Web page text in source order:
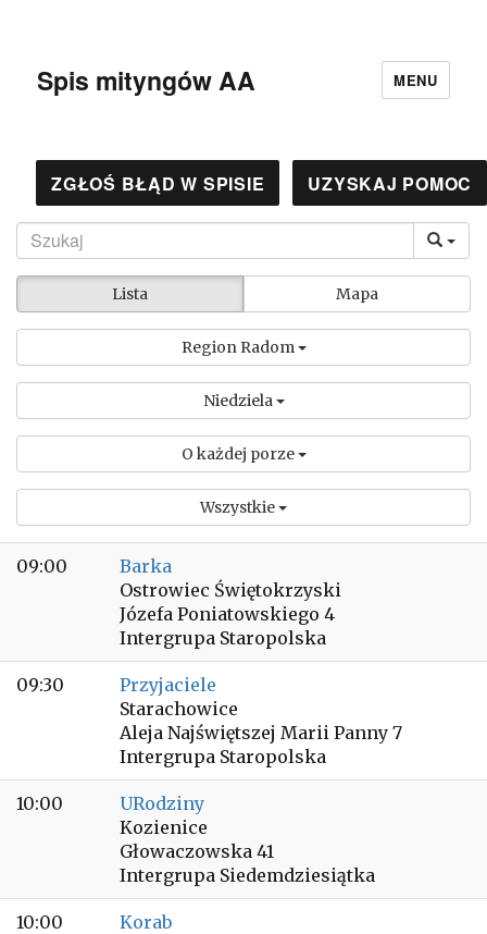
Spis mityngów AA MENU
ZGŁOŚ BŁĄD W SPISIE UZYSKAJ POMOC
Lista Mapa
Region Radom
Niedziela
O każdej porze
Wszystkie
09:00
Barka
Ostrowiec Świętokrzyski
Józefa Poniatowskiego 4
Intergrupa Staropolska
09:30
Przyjaciele
Starachowice
Aleja Najświętszej Marii Panny 7
Intergrupa Staropolska
10:00
URodziny
Kozienice
Głowaczowska 41
Intergrupa Siedemdziesiątka
10:00
Korab